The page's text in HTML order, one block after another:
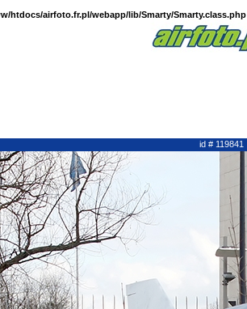
htdocs/airfoto.fr.pl/webapp/lib/Smarty/Smarty.class.php
id # 119841